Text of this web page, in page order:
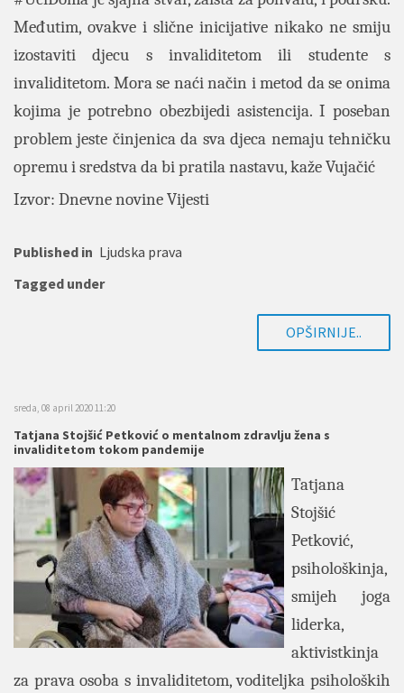
Međutim, ovakve i slične inicijative nikako ne smiju
izostaviti djecu s invaliditetom ili studente s
invaliditetom. Mora se naći način i metod da se onima
kojima je potrebno obezbijedi asistencija. I poseban
problem jeste činjenica da sva djeca nemaju tehničku
opremu i sredstva da bi pratila nastavu, kaže Vujačić
Izvor: Dnevne novine Vijesti
Published in Ljudska prava
Tagged under
OPŠIRNIJE..
sreda, 08 april 2020 11:20
Tatjana Stojšić Petković o mentalnom zdravlju žena s
invaliditetom tokom pandemije
Tatjana
Stojšić
Petković,
psihološkinja,
smijeh joga
liderka,
aktivistkinja
za prava osoba s invaliditetom, voditeljka psiholoških